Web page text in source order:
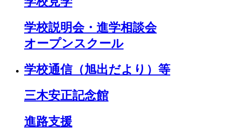
学校説明会・進学相談会
オープンスクール
学校通信（旭出だより）等
三木安正記念館
進路支援